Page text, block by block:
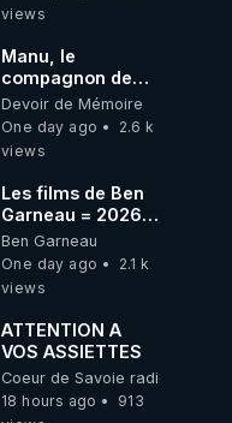
views
Manu, le
compagnon de
Kyria, raconte sa
garde à vue
musclée.
Devoir de Mémoire
One day ago
2.6 k
views
Les films de Ben
Garneau = 2026-
08-08
Ben Garneau
One day ago
2.1 k
views
ATTENTION A
VOS ASSIETTES
Coeur de Savoie radioweb TV
18 hours ago
913